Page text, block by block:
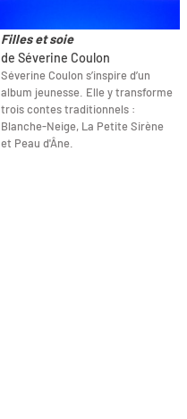
Filles et soie
de Séverine Coulon
Séverine Coulon s’inspire d’un
album jeunesse. Elle y transforme
trois contes traditionnels :
Blanche-Neige, La Petite Sirène
et Peau d'Âne.